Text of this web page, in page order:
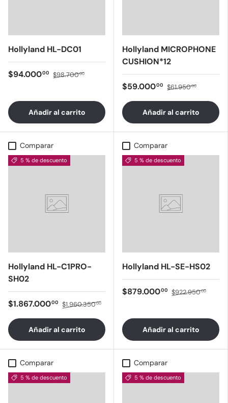
Hollyland HL-DC01
$94.00000 $98.70000
Añadir al carrito
Hollyland MICROPHONE
CUSHION*12
$59.00000 $61.95000
Añadir al carrito
Comparar
5 % de descuento
Hollyland HL-C1PRO-
SH02
$1.867.00000 $1.960.35000
Añadir al carrito
Comparar
5 % de descuento
Hollyland HL-SE-HS02
$879.00000 $922.95000
Añadir al carrito
Comparar
5 % de descuento
Comparar
5 % de descuento